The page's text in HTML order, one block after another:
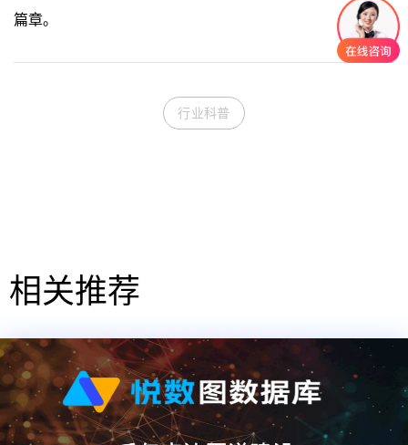
篇章。
行业科普
相关推荐